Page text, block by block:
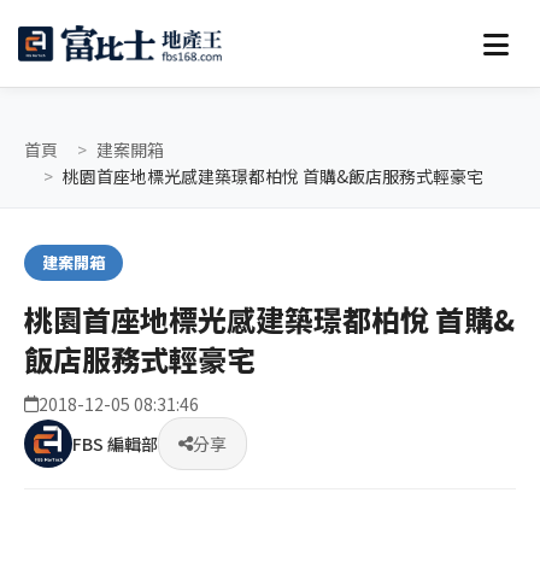
首頁
建案開箱
桃園首座地標光感建築璟都柏悅 首購&飯店服務式輕豪宅
建案開箱
桃園首座地標光感建築璟都柏悅 首購&
飯店服務式輕豪宅
2018-12-05 08:31:46
FBS 編輯部
分享